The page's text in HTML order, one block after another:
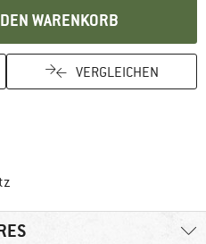
WARENKORB
VERGLEICHEN
Zahlungs-Infos hier! Öffnet